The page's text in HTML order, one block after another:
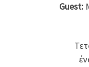
Guest: